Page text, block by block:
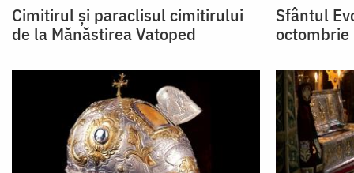
Cimitirul și paraclisul cimitirului
de la Mănăstirea Vatoped
Sfântul
octombrie